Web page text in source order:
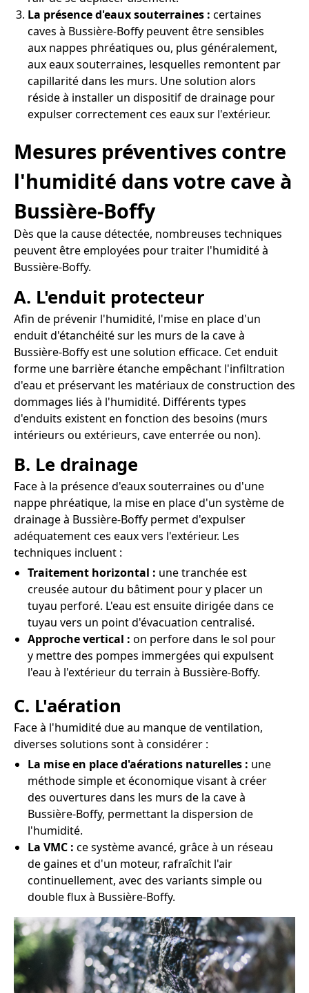
La présence d'eaux souterraines : certaines
caves à Bussière-Boffy peuvent être sensibles
aux nappes phréatiques ou, plus généralement,
aux eaux souterraines, lesquelles remontent par
capillarité dans les murs. Une solution alors
réside à installer un dispositif de drainage pour
expulser correctement ces eaux sur l'extérieur.
Mesures préventives contre
l'humidité dans votre cave à
Bussière-Boffy
Dès que la cause détectée, nombreuses techniques
peuvent être employées pour traiter l'humidité à
Bussière-Boffy.
A. L'enduit protecteur
Afin de prévenir l'humidité, l'mise en place d'un
enduit d'étanchéité sur les murs de la cave à
Bussière-Boffy est une solution efficace. Cet enduit
forme une barrière étanche empêchant l'infiltration
d'eau et préservant les matériaux de construction des
dommages liés à l'humidité. Différents types
d'enduits existent en fonction des besoins (murs
intérieurs ou extérieurs, cave enterrée ou non).
B. Le drainage
Face à la présence d'eaux souterraines ou d'une
nappe phréatique, la mise en place d'un système de
drainage à Bussière-Boffy permet d'expulser
adéquatement ces eaux vers l'extérieur. Les
techniques incluent :
Traitement horizontal : une tranchée est
creusée autour du bâtiment pour y placer un
tuyau perforé. L'eau est ensuite dirigée dans ce
tuyau vers un point d'évacuation centralisé.
Approche vertical : on perfore dans le sol pour
y mettre des pompes immergées qui expulsent
l'eau à l'extérieur du terrain à Bussière-Boffy.
C. L'aération
Face à l'humidité due au manque de ventilation,
diverses solutions sont à considérer :
La mise en place d'aérations naturelles : une
méthode simple et économique visant à créer
des ouvertures dans les murs de la cave à
Bussière-Boffy, permettant la dispersion de
l'humidité.
La VMC : ce système avancé, grâce à un réseau
de gaines et d'un moteur, rafraîchit l'air
continuellement, avec des variants simple ou
double flux à Bussière-Boffy.